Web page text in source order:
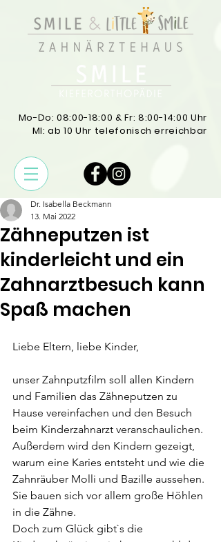
Mo-Do: 08:00-18:00 & Fr: 8:00-14:00 Uhr
MI: ab 10 Uhr telefonisch erreichbar
Zähneputzen ist
kinderleicht und ein
Zahnarztbesuch kann
Spaß machen
Dr. Isabella Beckmann
13. Mai 2022
Liebe Eltern, liebe Kinder,
unser Zahnputzfilm soll allen Kindern
und Familien das Zähneputzen zu
Hause vereinfachen und den Besuch
beim Kinderzahnarzt veranschaulichen.
Außerdem wird den Kindern gezeigt,
warum eine Karies entsteht und wie die
Zahnräuber Molli und Bazille aussehen.
Sie bauen sich vor allem große Höhlen
in die Zähne.
Doch zum Glück gibt`s die